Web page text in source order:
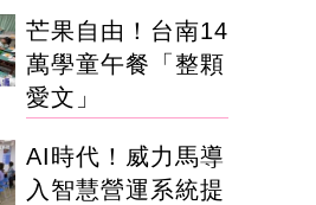
芒果自由！台南14
萬學童午餐「整顆
愛文」
AI時代！威力馬導
入智慧營運系統提